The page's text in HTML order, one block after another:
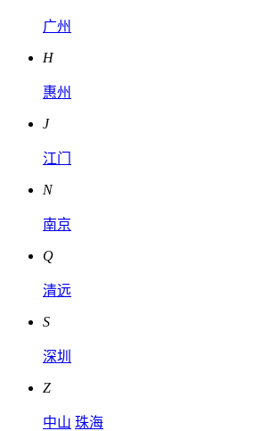
广州
H
惠州
J
江门
N
南京
Q
清远
S
深圳
Z
中山 珠海